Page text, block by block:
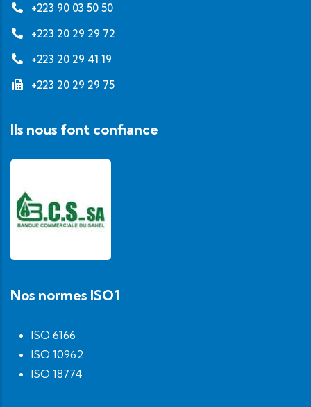
+223 90 03 50 50
+223 20 29 29 72
+223 20 29 41 19
+223 20 29 29 75
Ils nous font confiance
Nos normes ISO1
ISO 6166
ISO 10962
ISO 18774